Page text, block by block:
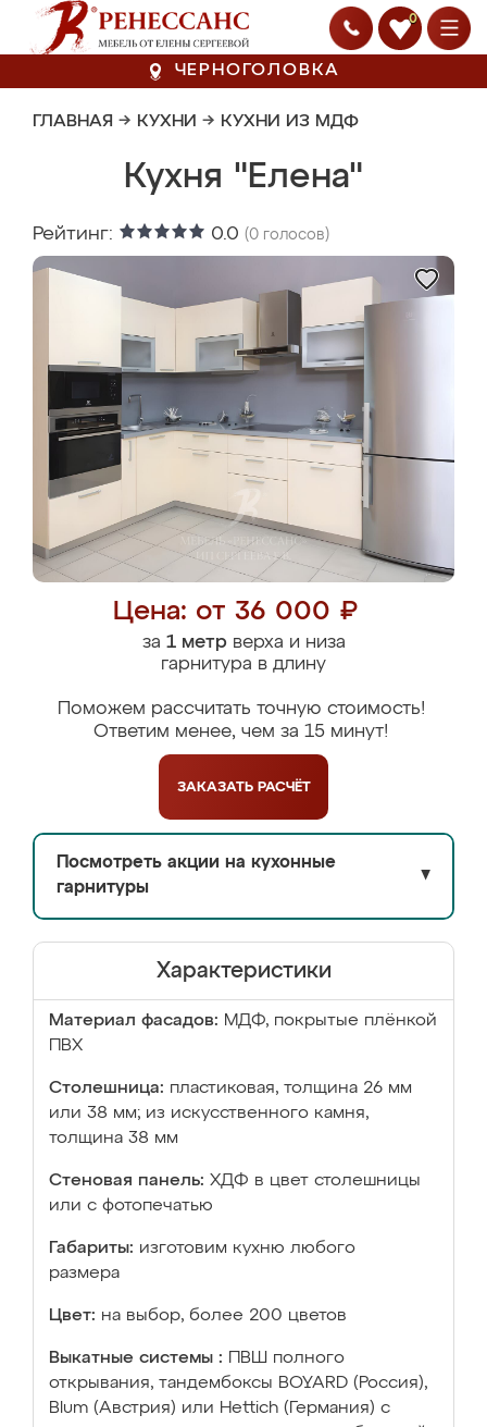
0
ЧЕРНОГОЛОВКА
ГЛАВНАЯ → КУХНИ → КУХНИ ИЗ МДФ
Кухня "Елена"
Рейтинг: 0.0 (0 голосов)
Цена: от 36 000 ₽
за 1 метрверха и низа
гарнитура в длину
Поможем рассчитать точную стоимость!
Ответим менее, чем за 15 минут!
ЗАКАЗАТЬ РАСЧЁТ
Посмотреть акции на кухонные
гарнитуры
▼
Характеристики
Материал фасадов: МДФ, покрытые плёнкой
ПВХ
Столешница: пластиковая, толщина 26 мм
или 38 мм; из искусственного камня,
толщина 38 мм
Стеновая панель: ХДФ в цвет столешницы
или с фотопечатью
Габариты: изготовим кухню любого
размера
Цвет: на выбор, более 200 цветов
Выкатные системы :
ПВШ полного
открывания, тандембоксы BOYARD (Россия),
Blum (Австрия) или Hettich (Германия) с